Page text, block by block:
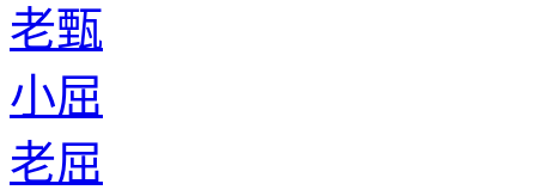
老甄
小屈
老屈